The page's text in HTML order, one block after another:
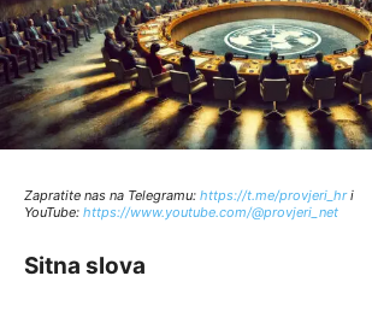
Zapratite nas na Telegramu: https://t.me/provjeri_hri
YouTube: https://www.youtube.com/@provjeri_net
Sitna slova